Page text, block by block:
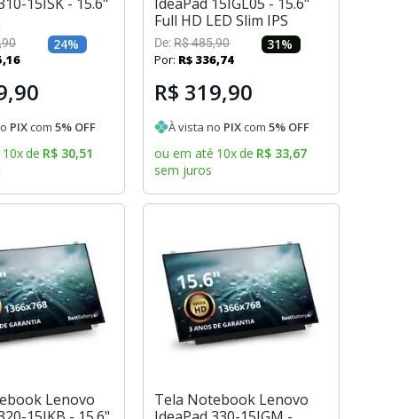
,90 24%
,16
PIXcom 5% OFF
10xde R$ 30,51
Full HD LED Slim IPS
De:R$485,90 31%
Por: R$ 336,74
R$ 319,90
À vista no PIXcom5% OFF
ou em até 10xde R$ 33,67
sem juros
Lenovo
Tela Notebook Lenovo